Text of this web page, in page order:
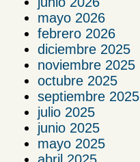
mayo 2026
febrero 2026
diciembre 2025
noviembre 2025
octubre 2025
septiembre 2025
julio 2025
junio 2025
mayo 2025